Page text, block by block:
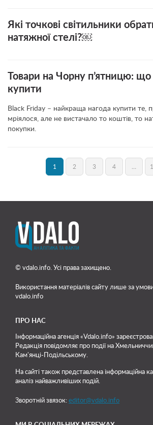
Які точкові світильники
натяжної стелі?￼
Товари на Чорну п’ятницю:
купити
Black Friday – найкраща нагода купити те,
мріялося, але не вистачало то коштів, то
покупки.
1 2 3 4 …
© vdalo.info. Усі права захищено.
Використання матеріалів сайту лише за
vdalo.info
ПРО НАС
Інформаційна агенція «Vdalo.info»
Редакція повідомляє про події на
Кам'янці-Подільському.
На сайті також представлена інформаційна
аналіз найважливіших подій.
Зворотній звязок: editor@vdalo.info